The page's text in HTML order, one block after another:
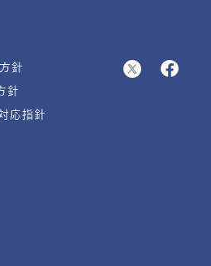
針
針
応指針